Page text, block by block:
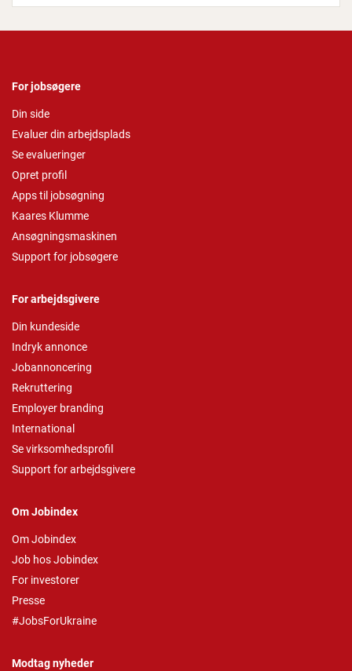
For jobsøgere
Din side
Evaluer din arbejdsplads
Se evalueringer
Opret profil
Apps til jobsøgning
Kaares Klumme
Ansøgningsmaskinen
Support for jobsøgere
For arbejdsgivere
Din kundeside
Indryk annonce
Jobannoncering
Rekruttering
Employer branding
International
Se virksomhedsprofil
Support for arbejdsgivere
Om Jobindex
Om Jobindex
Job hos Jobindex
For investorer
Presse
#JobsForUkraine
Modtag nyheder